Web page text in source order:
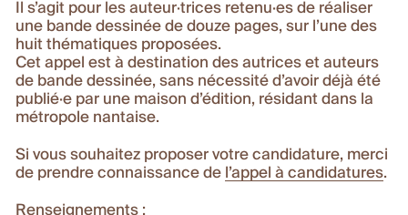
Il s’agit pour les auteur·trices retenu·es de réaliser
une bande dessinée de douze pages, sur l’une des
huit thématiques proposées.
Cet appel est à destination des autrices et auteurs
de bande dessinée, sans nécessité d’avoir déjà été
publié·e par une maison d’édition, résidant dans la
métropole nantaise.
Si vous souhaitez proposer votre candidature, merci
de prendre connaissance de l’appel à candidatures.
Renseignements :